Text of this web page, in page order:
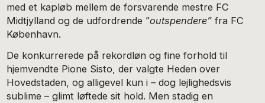
med et kapløb mellem de forsvarende mestre FC
Midtjylland og de udfordrende ”outspendere”fra FC
København.
De konkurrerede på rekordløn og fine forhold til
hjemvendte Pione Sisto, der valgte Heden over
Hovedstaden, og alligevel kun i – dog lejlighedsvis
sublime – glimt løftede sit hold. Men stadig en